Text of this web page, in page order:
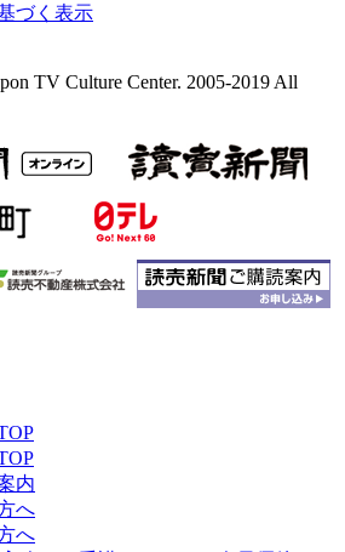
づく表示
TV Culture Center. 2005-2019 All
内
へ
へ